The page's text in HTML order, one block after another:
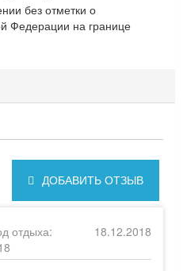
без отметки о
Федерации на границе
ДОБАВИТЬ ОТЗЫВ
отдыха:
18.12.2018